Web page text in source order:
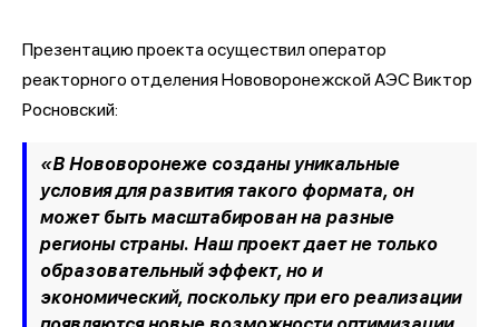
Презентацию проекта осуществил оператор
реакторного отделения Нововоронежской АЭС Виктор
Росновский:
«В Нововоронеже созданы уникальные
условия для развития такого формата, он
может быть масштабирован на разные
регионы страны. Наш проект дает не только
образовательный эффект, но и
экономический, поскольку при его реализации